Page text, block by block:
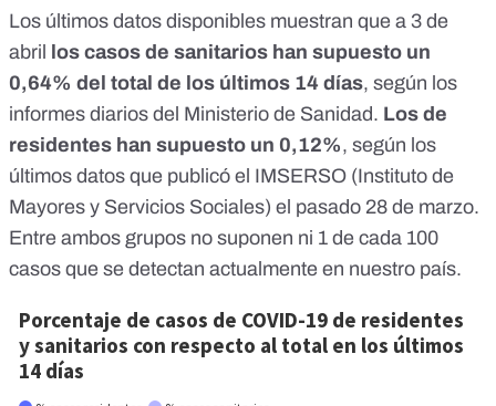
Los últimos datos disponibles muestran que a 3 de
abril
los casos de sanitarios han supuesto un
0,64% del total de los últimos 14 días, según los
informes diarios del Ministerio de Sanidad. Los de
residentes han supuesto un 0,12%, según los
últimos datos que publicó el IMSERSO (Instituto de
Mayores y Servicios Sociales) el pasado 28 de marzo.
Entre ambos grupos no suponen ni 1 de cada 100
casos que se detectan actualmente en nuestro país.